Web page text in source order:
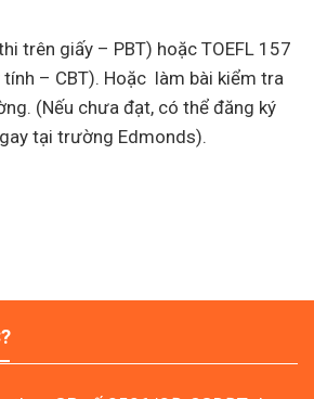
trên giấy – PBT) hoặc TOEFL 157
– CBT). Hoặc làm bài kiểm tra
(Nếu chưa đạt, có thể đăng ký
tại trường Edmonds).